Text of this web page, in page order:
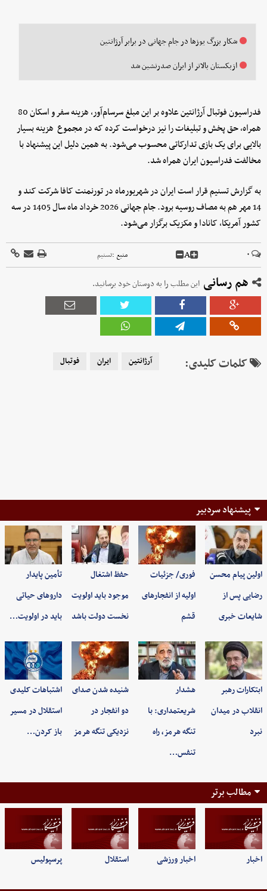
شکار بزرگ یوزها در جام جهانی در برابر آرژانتین
ازبکستان بالاتر از ایران صدرنشین شد
فدراسیون فوتبال آرژانتین علاوه بر این مبلغ سرسام‌آور، هزینه سفر و اسکان 80
همراه، حق پخش و تبلیغات را نیز درخواست کرده که در مجموع هزینه بسیار
بالایی برای یک بازی تدارکاتی محسوب می‌شود. به همین دلیل این پیشنهاد با
مخالفت فدراسیون ایران همراه شد.
به گزارش تسنیم قرار است ایران در شهریورماه در تورنمنت کافا شرکت کند و
14 مهر هم به مصاف روسیه برود. جام جهانی 2026 خرداد ماه سال 1405 در سه
کشور آمریکا، کانادا و مکزیک برگزار می‌شود.
۰ A منبع :تسنیم
هم رسانی این مطلب را به دوستان خود برسانید.
کلمات کلیدی: آرژانتین ایران فوتبال
پیشنهاد سردبیر
اولین پیام محسن
رضایی پس از
شایعات خبری
فوری/ جزئیات
اولیه از انفجارهای
قشم
حفظ اشتغال
موجود باید اولویت
نخست دولت باشد
تأمین پایدار
داروهای حیاتی
باید در اولویت…
ابتکارات رهبر
انقلاب در میدان
نبرد
هشدار
شریعتمداری: با
تنگه هرمز، راه
تنفس…
شنیده شدن صدای
دو انفجار در
نزدیکی تنگه هرمز
اشتباهات کلیدی
استقلال در مسیر
باز کردن…
مطالب برتر
اخبار اخبار ورزشی استقلال پرسپولیس